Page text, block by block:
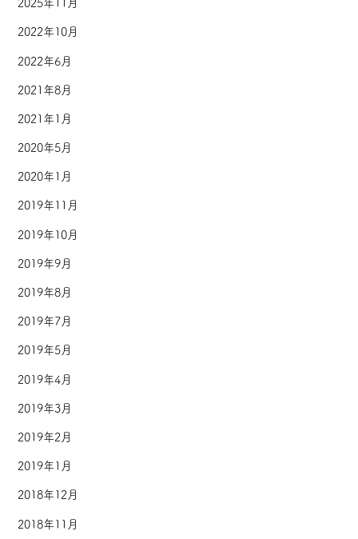
2025年11月
2022年10月
2022年6月
2021年8月
2021年1月
2020年5月
2020年1月
2019年11月
2019年10月
2019年9月
2019年8月
2019年7月
2019年5月
2019年4月
2019年3月
2019年2月
2019年1月
2018年12月
2018年11月